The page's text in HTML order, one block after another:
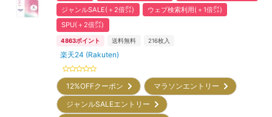
ジャンルSALE(＋2倍㌽)
ウェブ検索利用(＋1倍㌽)
SPU(＋2倍㌽)
4863ポイント 送料無料 216枚入
楽天24 (Rakuten)
12%OFFクーポン
マラソンエントリー
ジャンルSALEエントリー